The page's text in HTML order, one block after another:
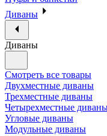
Диваны
Диваны
Смотреть все товары
Двухместные диваны
Трехместные диваны
Четырехместные
Угловые диваны
Модульные диваны